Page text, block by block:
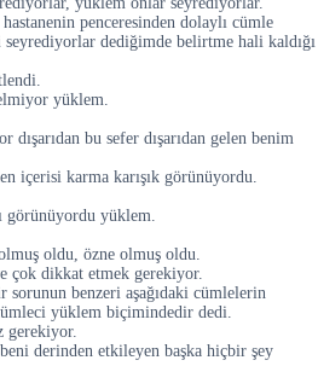
penceresinden dolaylı cümle
dediğimde belirtme hali kaldığı
yüklem.
bu sefer dışarıdan gelen benim
içerisi karma karışık görünüyordu.
görünüyordu yüklem.
oldu, özne olmuş oldu.
çok dikkat etmek gerekiyor.
sorunun benzeri aşağıdaki cümlelerin
yüklem biçimindedir dedi.
gerekiyor.
derinden etkileyen başka hiçbir şey